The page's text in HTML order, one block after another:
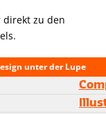
direkt zu den
unter der Lupe